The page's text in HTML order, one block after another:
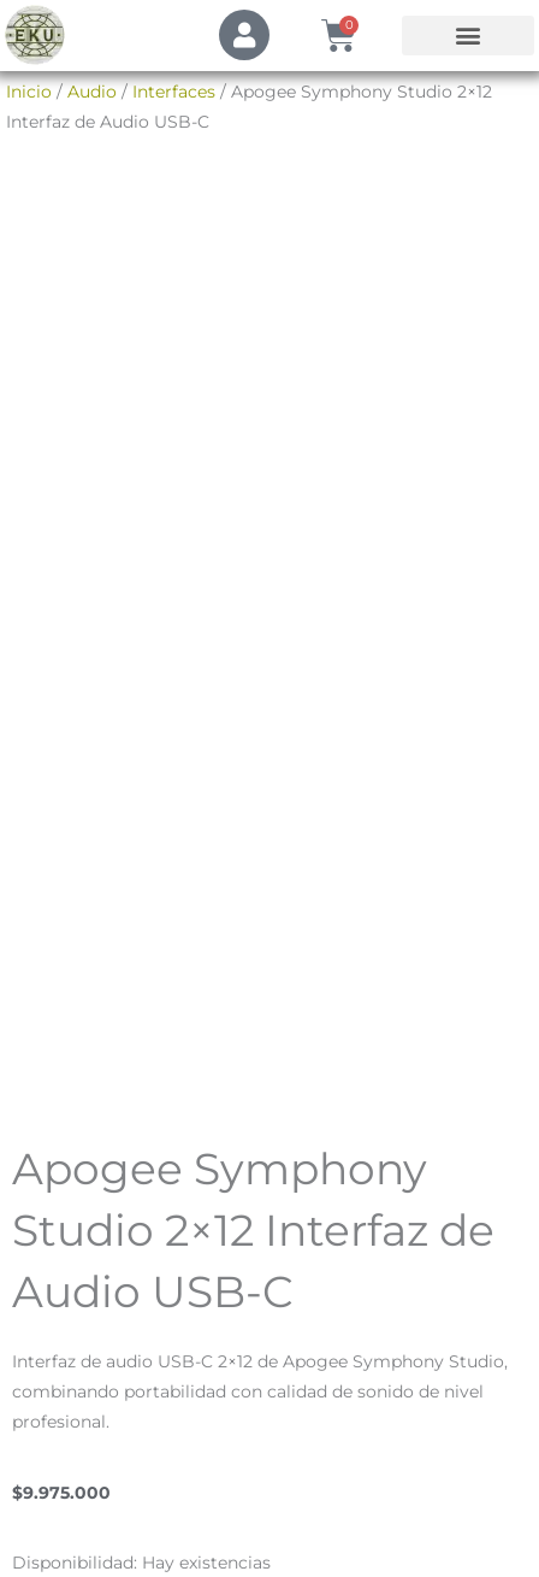
al
contenido
U
s
e
r
0
Cart
Inicio / Audio / Interfaces / Apogee Symphony Studio 2×12
Interfaz de Audio USB-C
Apogee Symphony
Studio 2×12 Interfaz de
Audio USB-C
Interfaz de audio USB-C 2×12 de Apogee Symphony Studio,
combinando portabilidad con calidad de sonido de nivel
profesional.
$9.975.000
Disponibilidad: Hay existencias
Apogee